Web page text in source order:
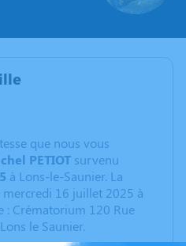
que nous vous
PETIOT survenu
à Lons-le-Saunier. La
16 juillet 2025 à
: Crématorium 120 Rue
le Saunier.